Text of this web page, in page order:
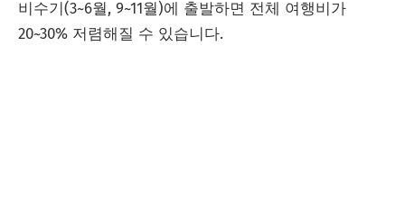
비수기(3~6월, 9~11월)에 출발하면 전체 여행비가
20~30% 저렴해질 수 있습니다.